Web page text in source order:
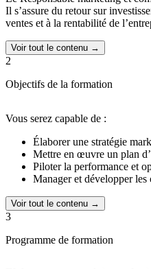
Il s’assure du retour sur
ventes et à la rentabilité de
Voir tout le contenu →
2
Objectifs de la formation
Vous serez capable de :
Élaborer une stratégie
Mettre en œuvre un plan
Piloter la performance et
Manager et développer les
Voir tout le contenu →
3
Programme de formation